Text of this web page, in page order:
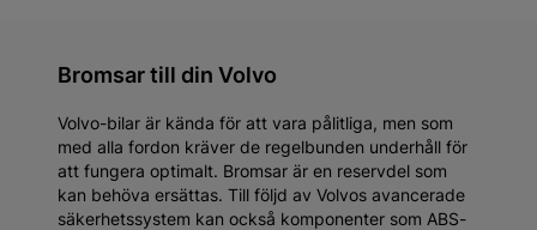
Bromsar till din Volvo
Volvo-bilar är kända för att vara pålitliga, men som
med alla fordon kräver de regelbunden underhåll för
att fungera optimalt. Bromsar är en reservdel som
kan behöva ersättas. Till följd av Volvos avancerade
säkerhetssystem kan också komponenter som ABS-